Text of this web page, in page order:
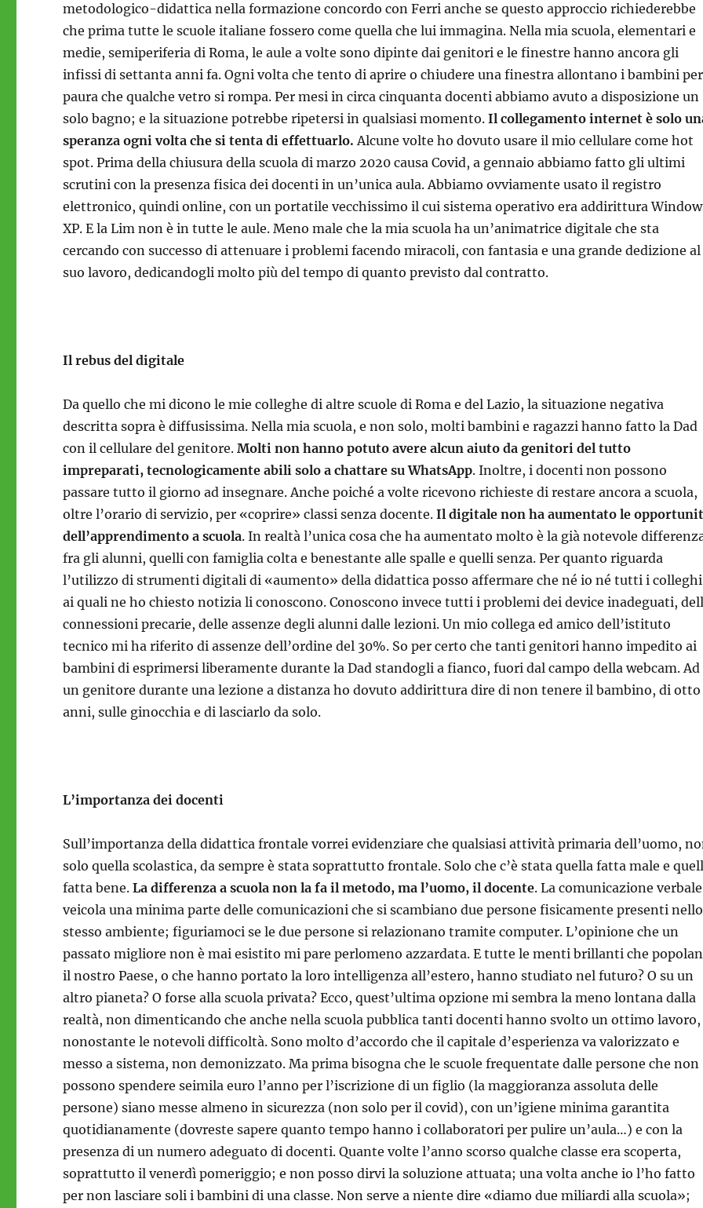
metodologico-didattica nella formazione concordo con Ferri anche se questo approccio richiederebbe
che prima tutte le scuole italiane fossero come quella che lui immagina. Nella mia scuola, elementari e
medie, semiperiferia di Roma, le aule a volte sono dipinte dai genitori e le finestre hanno ancora gli
infissi di settanta anni fa. Ogni volta che tento di aprire o chiudere una finestra allontano i bambini per
paura che qualche vetro si rompa. Per mesi in circa cinquanta docenti abbiamo avuto a disposizione un
solo bagno; e la situazione potrebbe ripetersi in qualsiasi momento.Il collegamento internet è solo
speranza ogni volta che si tenta di effettuarlo. Alcune volte ho dovuto usare il mio cellulare come hot
spot. Prima della chiusura della scuola di marzo 2020 causa Covid, a gennaio abbiamo fatto gli ultimi
scrutini con la presenza fisica dei docenti in un’unica aula. Abbiamo ovviamente usato il registro
elettronico, quindi online, con un portatile vecchissimo il cui sistema operativo era addirittura
XP. E la Lim non è in tutte le aule. Meno male che la mia scuola ha un’animatrice digitale che sta
cercando con successo di attenuare i problemi facendo miracoli, con fantasia e una grande dedizione al
suo lavoro, dedicandogli molto più del tempo di quanto previsto dal contratto.
Il rebus del digitale
Da quello che mi dicono le mie colleghe di altre scuole di Roma e del Lazio, la situazione negativa
descritta sopra è diffusissima. Nella mia scuola, e non solo, molti bambini e ragazzi hanno fatto la Dad
con il cellulare del genitore.Molti non hanno potuto avere alcun aiuto da genitori del tutto
impreparati, tecnologicamente abili solo a chattare su WhatsApp. Inoltre, i docenti non possono
passare tutto il giorno ad insegnare. Anche poiché a volte ricevono richieste di restare ancora a scuola,
oltre l’orario di servizio, per «coprire» classi senza docente. Il digitale non ha aumentato le
dell’apprendimento a scuola. In realtà l’unica cosa che ha aumentato molto è la già notevole
fra gli alunni, quelli con famiglia colta e benestante alle spalle e quelli senza. Per quanto riguarda
l’utilizzo di strumenti digitali di «aumento» della didattica posso affermare che né io né tutti i colleghi
ai quali ne ho chiesto notizia li conoscono. Conoscono invece tutti i problemi dei device inadeguati,
connessioni precarie, delle assenze degli alunni dalle lezioni. Un mio collega ed amico dell’istituto
tecnico mi ha riferito di assenze dell’ordine del 30%. So per certo che tanti genitori hanno impedito ai
bambini di esprimersi liberamente durante la Dad standogli a fianco, fuori dal campo della webcam. Ad
un genitore durante una lezione a distanza ho dovuto addirittura dire di non tenere il bambino, di otto
anni, sulle ginocchia e di lasciarlo da solo.
L’importanza dei docenti
Sull’importanza della didattica frontale vorrei evidenziare che qualsiasi attività primaria dell’uomo,
solo quella scolastica, da sempre è stata soprattutto frontale. Solo che c’è stata quella fatta male e
fatta bene.La differenza a scuola non la fa il metodo, ma l’uomo, il docente. La comunicazione verbale
veicola una minima parte delle comunicazioni che si scambiano due persone fisicamente presenti nello
stesso ambiente; figuriamoci se le due persone si relazionano tramite computer. L’opinione che un
passato migliore non è mai esistito mi pare perlomeno azzardata. E tutte le menti brillanti che
il nostro Paese, o che hanno portato la loro intelligenza all’estero, hanno studiato nel futuro? O su un
altro pianeta? O forse alla scuola privata? Ecco, quest’ultima opzione mi sembra la meno lontana dalla
realtà, non dimenticando che anche nella scuola pubblica tanti docenti hanno svolto un ottimo lavoro,
nonostante le notevoli difficoltà. Sono molto d’accordo che il capitale d’esperienza va valorizzato e
messo a sistema, non demonizzato. Ma prima bisogna che le scuole frequentate dalle persone che non
possono spendere seimila euro l’anno per l’iscrizione di un figlio (la maggioranza assoluta delle
persone) siano messe almeno in sicurezza (non solo per il covid), con un’igiene minima garantita
quotidianamente (dovreste sapere quanto tempo hanno i collaboratori per pulire un’aula…) e con la
presenza di un numero adeguato di docenti. Quante volte l’anno scorso qualche classe era scoperta,
soprattutto il venerdì pomeriggio; e non posso dirvi la soluzione attuata; una volta anche io l’ho fatto
per non lasciare soli i bambini di una classe. Non serve a niente dire «diamo due miliardi alla scuola»;